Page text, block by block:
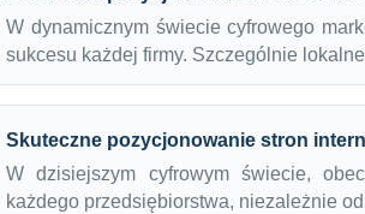
W dynamicznym świecie cyfrowego
sukcesu każdej firmy. Szczególnie
Skuteczne pozycjonowanie stron
W dzisiejszym cyfrowym świecie,
każdego przedsiębiorstwa, niezależnie